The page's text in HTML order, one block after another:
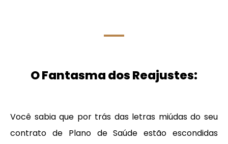
O Fantasma dos Reajustes:
Você sabia que por trás das letras miúdas do seu
contrato de Plano de Saúde estão escondidas